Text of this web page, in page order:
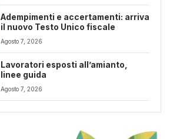
Adempimenti e accertamenti: arriva
il nuovo Testo Unico fiscale
Agosto 7, 2026
Lavoratori esposti all’amianto,
linee guida
Agosto 7, 2026